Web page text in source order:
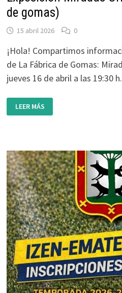
de gomas)
15 abril 2026 0
¡Hola! Compartimos
de La Fábrica de Gomas:
jueves 16 de abril a las 19:30
EXPOSICIÓN
MIRADAS
URBANAS
LEER MÁS